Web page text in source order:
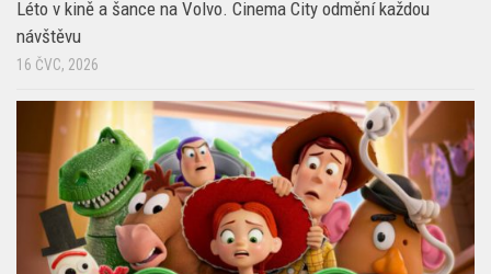
návštěvu
16 ČVC, 2026